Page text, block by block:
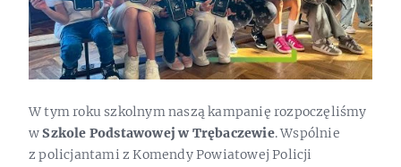
W tym roku szkolnym naszą kampanię rozpoczęliśmy
wSzkole Podstawowej w Trębaczewie. Wspólnie
z policjantami z Komendy Powiatowej Policji